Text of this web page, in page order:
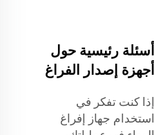
أسئلة رئيسية حول
أجهزة إصدار الفراغ
إذا كنت تفكر في
استخدام جهاز إفراغ